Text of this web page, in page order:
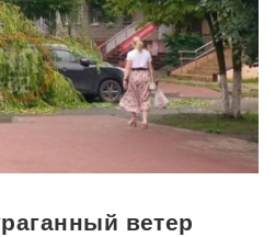
ветер